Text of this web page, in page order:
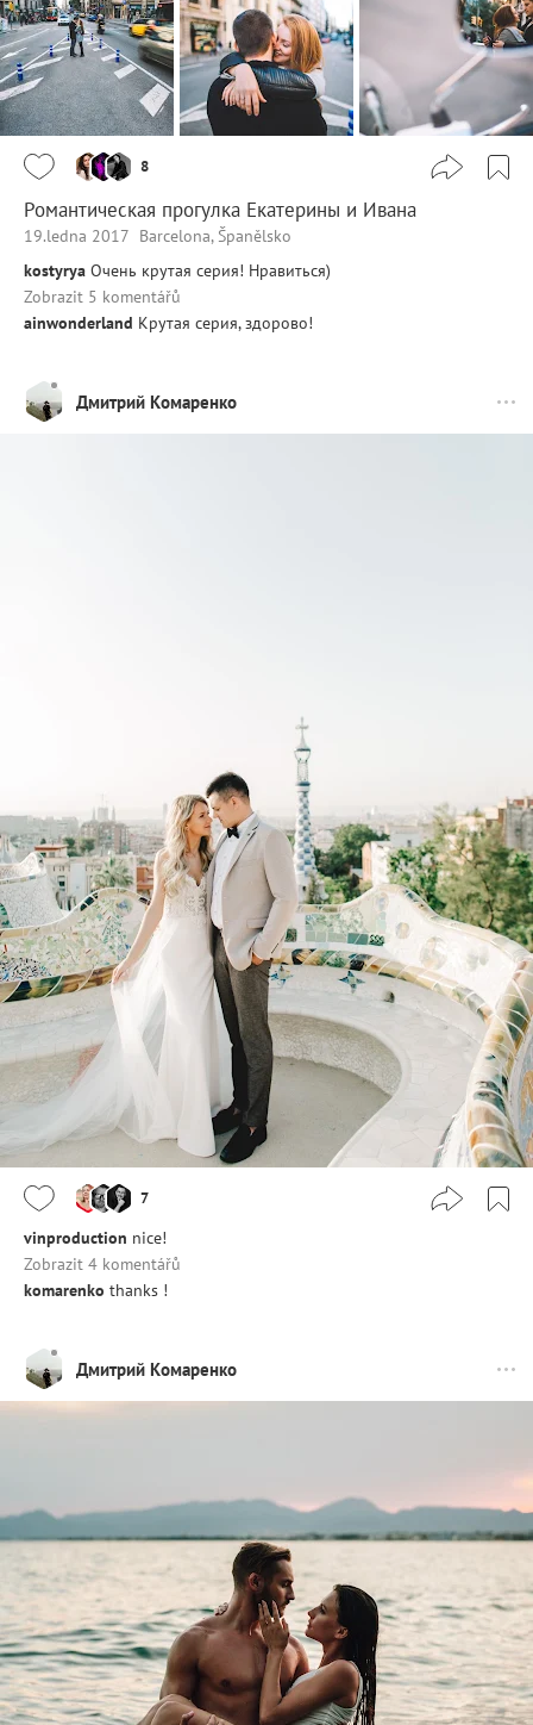
8
Романтическая прогулка Екатерины и Ивана
19.ledna 2017 Barcelona, Španělsko
kostyrya Очень крутая серия! Нравиться)
Zobrazit 5 komentářů
ainwonderland Крутая серия, здорово!
Дмитрий Комаренко
7
vinproduction nice!
Zobrazit 4 komentářů
komarenko thanks !
Дмитрий Комаренко